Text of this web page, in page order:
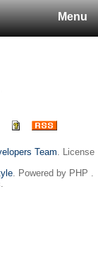
Menu
Team. License
. Powered by PHP .